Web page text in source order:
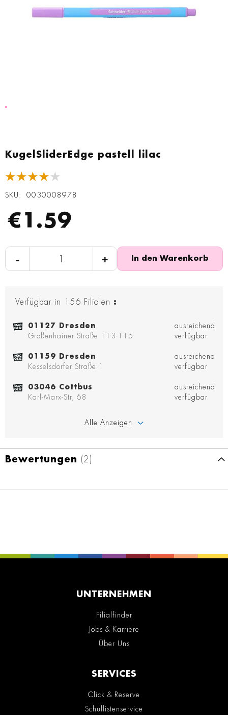
KugelSliderEdge pastell lilac
★★★★★
SKU 0030008978
€1.59
- + In den Warenkorb
Verfügbar in 156 Filialen :
01127 Dresden
Großenhainer Straße 113-115
ausreichend
verfügbar
01159 Dresden
Kesselsdorfer Straße 1
ausreichend
verfügbar
03046 Cottbus
Karl-Marx-Str, 68
ausreichend
verfügbar
Alle Anzeigen
Anfang
Bildgalerie
Bewertungen 2
UNTERNEHMEN
Filialfinder
Jobs & Karriere
Über Uns
SERVICES
Click & Reserve
Schullistenservice